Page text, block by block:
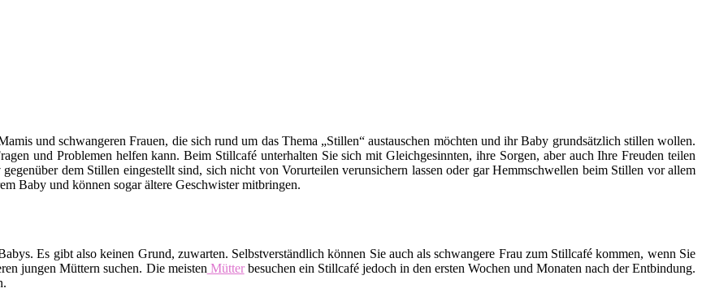
und schwangeren Frauen, die sich rund um das Thema „Stillen“ austauschen möchten und ihr Baby grundsätzlich stillen wollen.
und Problemen helfen kann. Beim Stillcafé unterhalten Sie sich mit Gleichgesinnten, ihre Sorgen, aber auch Ihre Freuden teilen
dem Stillen eingestellt sind, sich nicht von Vorurteilen verunsichern lassen oder gar Hemmschwellen beim Stillen vor allem
Baby und können sogar ältere Geschwister mitbringen.
Es gibt also keinen Grund, zuwarten. Selbstverständlich können Sie auch als schwangere Frau zum Stillcafé kommen, wenn Sie
jungen Müttern suchen. Die meisten Mütterbesuchen ein Stillcafé jedoch in den ersten Wochen und Monaten nach der Entbindung.